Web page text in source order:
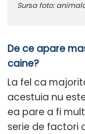
Sursa foto:
De ce apare
caine?
La fel ca
acestuia nu
ea pare a fi
serie de factori